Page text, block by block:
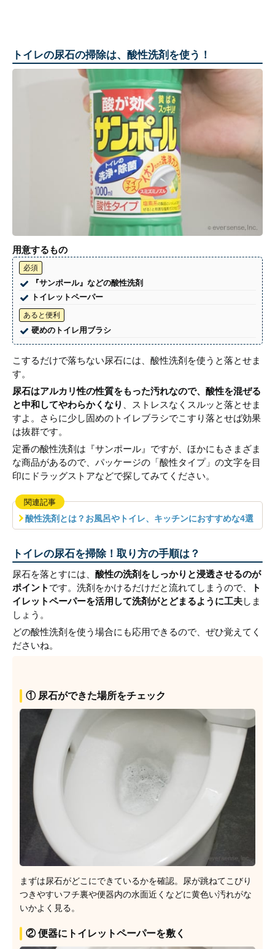
トイレの尿石の掃除は、酸性洗剤を使う！
用意するもの
必須
『サンポール』などの酸性洗剤
トイレットペーパー
あると便利
硬めのトイレ用ブラシ
こするだけで落ちない尿石には、酸性洗剤を使うと落とせま
す。
尿石はアルカリ性の性質をもった汚れなので、酸性を混ぜる
と中和してやわらかくなり
、ストレスなくスルッと落とせま
すよ。さらに少し固めのトイレブラシでこすり落とせば効果
は抜群です。
定番の酸性洗剤は『サンポール』ですが、ほかにもさまざま
な商品があるので、パッケージの「酸性タイプ」の文字を目
印にドラッグストアなどで探してみてください。
関連記事
酸性洗剤とは？お風呂やトイレ、キッチンにおすすめな4選
トイレの尿石を掃除！取り方の手順は？
尿石を落とすには、 酸性の洗剤をしっかりと浸透させるのが
ポイント です。洗剤をかけるだけだと流れてしまうので、
ト
イレットペーパーを活用して洗剤がとどまるように工夫しま
しょう。
どの酸性洗剤を使う場合にも応用できるので、ぜひ覚えてく
ださいね。
① 尿石ができた場所をチェック
まずは尿石がどこにできているかを確認。尿が跳ねてこびり
つきやすいフチ裏や便器内の水面近くなどに黄色い汚れがな
いかよく見る。
② 便器にトイレットペーパーを敷く